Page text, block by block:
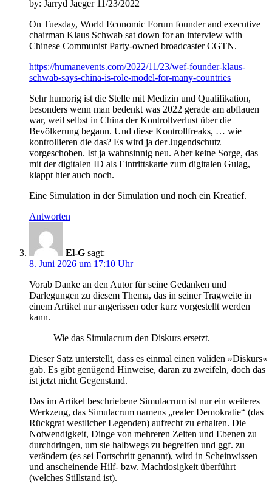
by: Jarryd Jaeger 11/23/2022
On Tuesday, World Economic Forum founder and executive
chairman Klaus Schwab sat down for an interview with
Chinese Communist Party-owned broadcaster CGTN.
https://humanevents.com/2022/11/23/wef-founder-klaus-
schwab-says-china-is-role-model-for-many-countries
Sehr humorig ist die Stelle mit Medizin und Qualifikation,
besonders wenn man bedenkt was 2022 gerade am abflauen
war, weil selbst in China der Kontrollverlust über die
Bevölkerung begann. Und diese Kontrollfreaks, … wie
kontrollieren die das? Es wird ja der Jugendschutz
vorgeschoben. Ist ja wahnsinnig neu. Aber keine Sorge, das
mit der digitalen ID als Eintrittskarte zum digitalen Gulag,
klappt hier auch noch.
Eine Simulation in der Simulation und noch ein Kreatief.
Antworten
El-G sagt:
8. Juni 2026 um 17:10 Uhr
Vorab Danke an den Autor für seine Gedanken und
Darlegungen zu diesem Thema, das in seiner Tragweite in
einem Artikel nur angerissen oder kurz vorgestellt werden
kann.
Wie das Simulacrum den Diskurs ersetzt.
Dieser Satz unterstellt, dass es einmal einen validen »Diskurs«
gab. Es gibt genügend Hinweise, daran zu zweifeln, doch das
ist jetzt nicht Gegenstand.
Das im Artikel beschriebene Simulacrum ist nur ein weiteres
Werkzeug, das Simulacrum namens „realer Demokratie“ (das
Rückgrat westlicher Legenden) aufrecht zu erhalten. Die
Notwendigkeit, Dinge von mehreren Zeiten und Ebenen zu
durchdringen, um sie halbwegs zu begreifen und ggf. zu
verändern (es sei Fortschritt genannt), wird in Scheinwissen
und anscheinende Hilf- bzw. Machtlosigkeit überführt
(welches Stillstand ist).